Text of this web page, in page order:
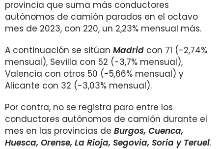
provincia que suma más conductores
autónomos de camión parados en el octavo
mes de 2023, con 220, un 2,23% mensual más.
A continuación se sitúan Madrid con 71 (-2,74%
mensual), Sevilla con 52 (-3,7% mensual),
Valencia con otros 50 (-5,66% mensual) y
Alicante con 32 (-3,03% mensual).
Por contra, no se registra paro entre los
conductores autónomos de camión durante el
mes en las provincias de Burgos, Cuenca,
Huesca, Orense, La Rioja, Segovia, Soria y Teruel.